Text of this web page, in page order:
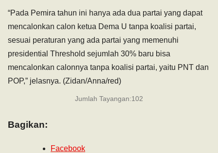
“Pada Pemira tahun ini hanya ada dua partai yang dapat
mencalonkan calon ketua Dema U tanpa koalisi partai,
sesuai peraturan yang ada partai yang memenuhi
presidential Threshold sejumlah 30% baru bisa
mencalonkan calonnya tanpa koalisi partai, yaitu PNT dan
POP,” jelasnya. (Zidan/Anna/red)
Jumlah Tayangan:102
Bagikan:
Facebook